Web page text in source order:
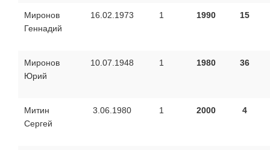
Миронов
Геннадий
16.02.1973 1 1990 15
Миронов
Юрий
10.07.1948 1 1980 36
Митин
Сергей
3.06.1980 1 2000 4